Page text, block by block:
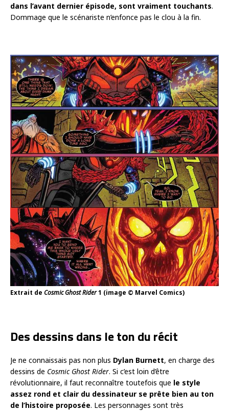
dans l’avant dernier épisode, sont vraiment touchants.
Dommage que le scénariste n’enfonce pas le clou à la fin.
Extrait de Cosmic Ghost Rider1 (image © Marvel Comics)
Des dessins dans le ton du récit
Je ne connaissais pas non plus Dylan Burnett, en charge des
dessins de Cosmic Ghost Rider. Si c’est loin d’être
révolutionnaire, il faut reconnaître toutefois que le style
assez rond et clair du dessinateur se prête bien au ton
de l’histoire proposée. Les personnages sont très